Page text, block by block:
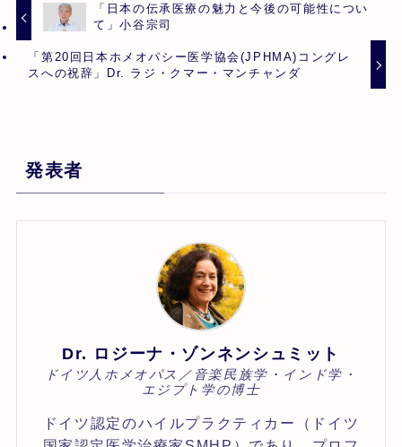
「日本の伝承医療の魅力と今後の可能性につい
て」小谷宗司
「第20回日本ホメオパシー医学協会(JPHMA)コングレ
スへの祝辞」Dr. ラジ・クマー・マンチャンダ
発表者
Dr. ロジーナ・ゾンネンシュミット
ドイツ人ホメオパス／音楽民族学・インド学・
エジプト学の博士
ドイツ認定のハイルプラクティカー（ドイツ